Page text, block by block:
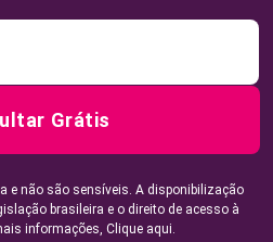
Grátis
e não são sensíveis. A disponibilização
brasileira e o direito de acesso à
informações, Clique aqui.